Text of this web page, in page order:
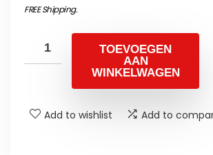
FREE Shipping.
TOEVOEGEN
AAN
WINKELWAGEN
Add to wishlist Add to